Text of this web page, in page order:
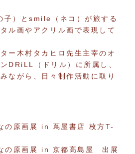
）とsmile（ネコ）が旅する
ル画やアクリル画で表現して
ー木村タカヒロ先生主宰のオ
DRiLL（ドリル）に所属し、
ながら、日々制作活動に取り
原画展 in 蔦屋書店 枚方T-
原画展 in 京都高島屋 出展